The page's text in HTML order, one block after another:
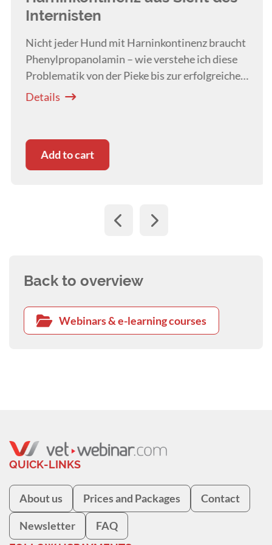
Internisten
Nicht jeder Hund mit Harninkontinenz braucht
Phenylpropanolamin – wie verstehe ich diese
Problematik von der Pieke bis zur erfolgreichen
Therapie? Eine Webinar Serie mit Prof. Dr. Reto
Details
Add to cart
Back to overview
Webinars & e-learning courses
QUICK-LINKS
About us Prices and Packages Contact
Newsletter FAQ